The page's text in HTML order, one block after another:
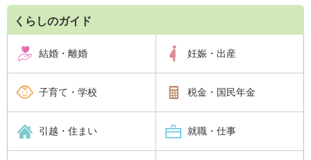
くらしのガイド
結婚・離婚 妊娠・出産
子育て・学校 税金・国民年金
引越・住まい 就職・仕事